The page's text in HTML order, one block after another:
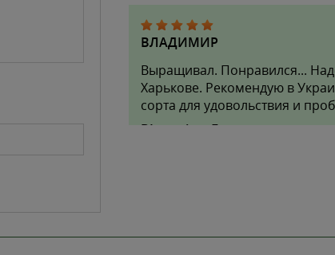
ВЛАДИМИР
Выращивал. Понравился...
Харькове. Рекомендую в
сорта для удовольствия и
ВІдповідь:
Благодарим за